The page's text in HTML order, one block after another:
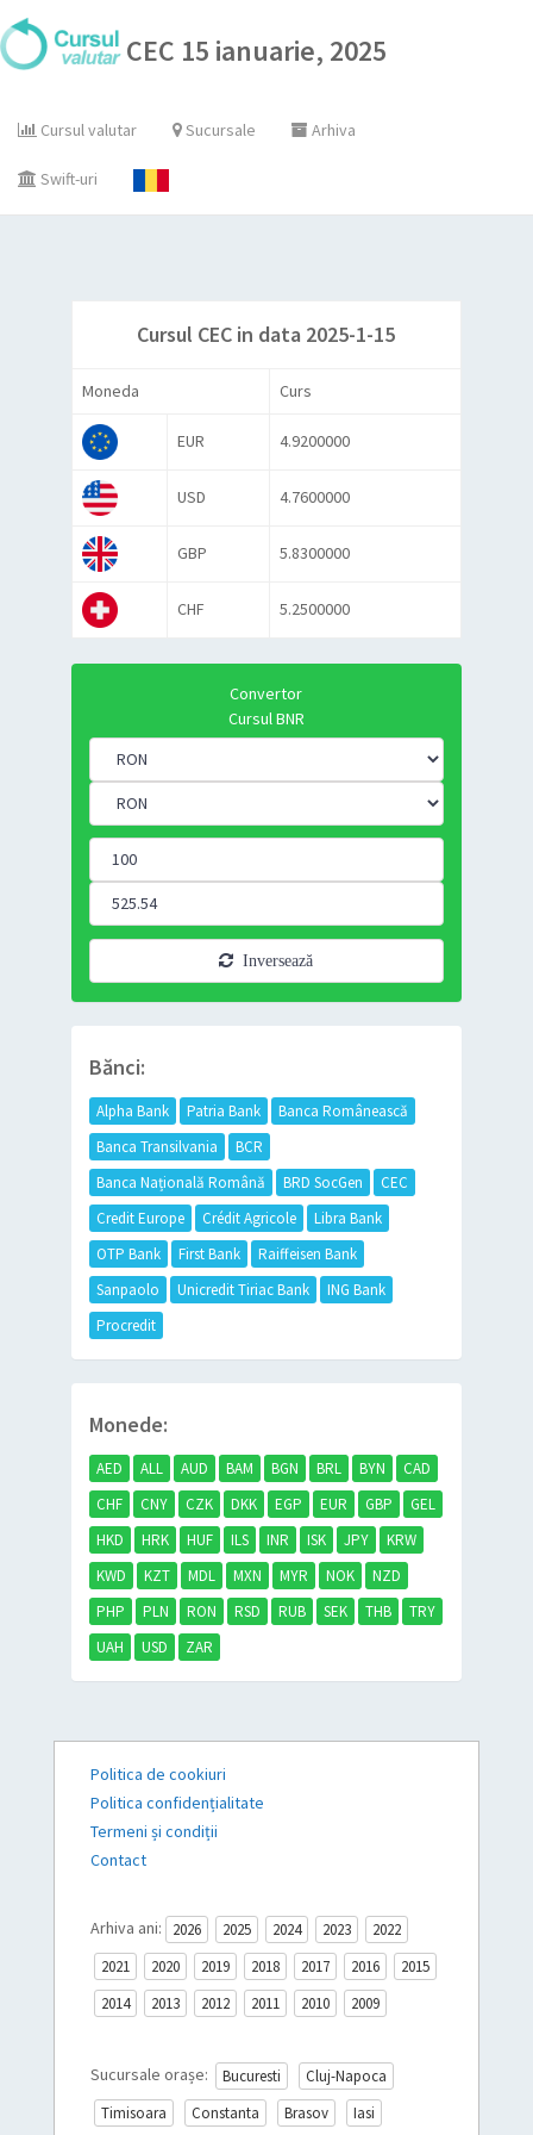
CEC 15 ianuarie, 2025
Cursul valutar Sucursale Arhiva
Swift-uri
Cursul CEC in data 2025-1-15
Moneda Curs
EUR 4.9200000
USD 4.7600000
GBP 5.8300000
CHF 5.2500000
Convertor
Cursul BNR
Inversează
Bănci:
Alpha Bank Patria Bank
Banca Românească
Banca Transilvania
BCR
Banca Națională Română
BRD SocGen
CEC
Credit Europe
Crédit Agricole
Libra Bank
OTP Bank
First Bank
Raiffeisen Bank
Sanpaolo
Unicredit Tiriac Bank
ING Bank
Procredit
Monede:
AED ALL AUD BAM BGN BRL BYN
CAD
CHF
CNY CZK DKK EGP EUR GBP
GEL
HKD
HRK HUF ILS INR ISK JPY
KRW
KWD
KZT MDL MXN MYR NOK
NZD
PHP
PLN RON RSD RUB SEK THB
TRY
UAH
USD ZAR
Politica de cookiuri
Politica confidențialitate
Termeni și condiții
Contact
Arhiva ani: 2026 2025 2024 2023
2022
2021
2020 2019 2018 2017 2016
2015
2014
2013 2012 2011 2010 2009
Sucursale orașe: Bucuresti
Cluj-Napoca
Timisoara
Constanta Brasov Iasi